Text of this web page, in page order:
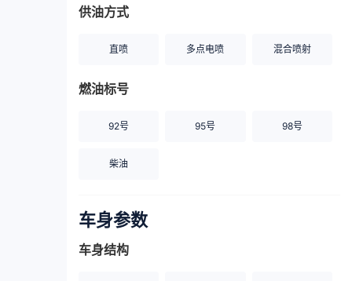
供油方式
直喷 多点电喷 混合喷射
燃油标号
92号 95号 98号
柴油
车身参数
车身结构